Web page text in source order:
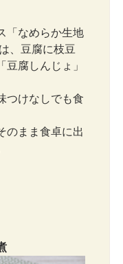
「なめらか生地
、豆腐に枝豆
腐しんじょ」
つけなしでも食
のまま食卓に出